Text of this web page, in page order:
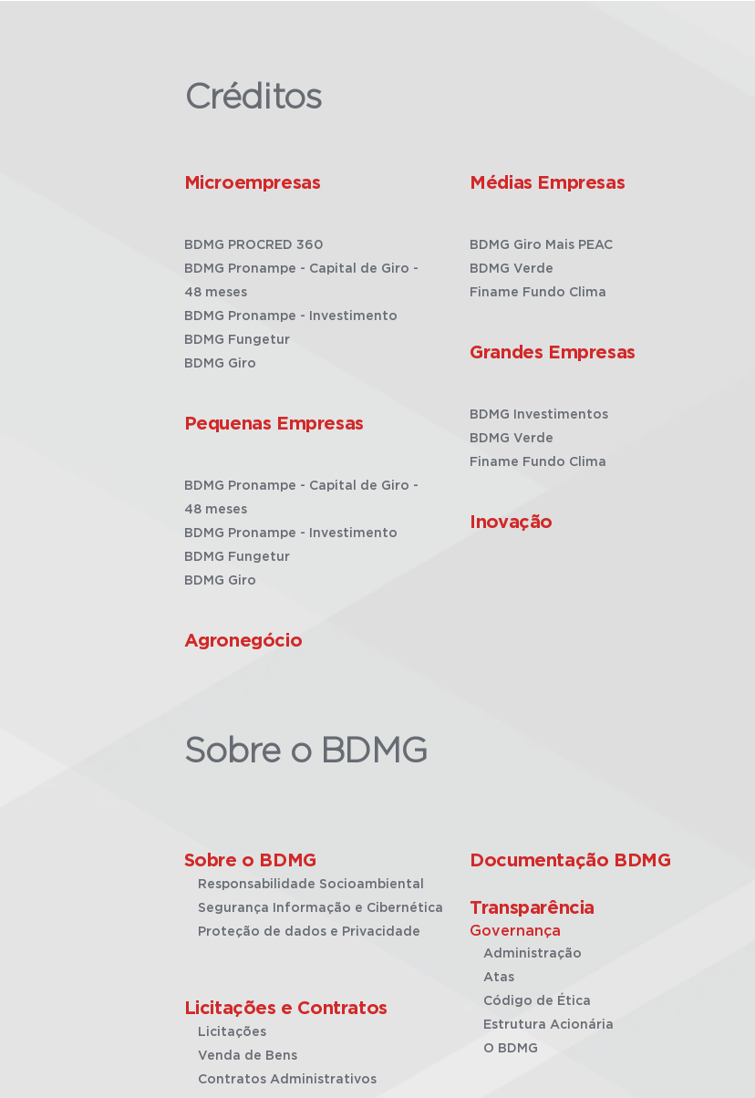
Créditos
Microempresas
BDMG PROCRED 360
BDMG Pronampe - Capital de Giro -
48 meses
BDMG Pronampe - Investimento
BDMG Fungetur
BDMG Giro
Pequenas Empresas
BDMG Pronampe - Capital de Giro -
48 meses
BDMG Pronampe - Investimento
BDMG Fungetur
BDMG Giro
Agronegócio
Médias Empresas
BDMG Giro Mais PEAC
BDMG Verde
Finame Fundo Clima
Grandes Empresas
BDMG Investimentos
BDMG Verde
Finame Fundo Clima
Inovação
Sobre o BDMG
Sobre o BDMG
Responsabilidade Socioambiental
Segurança Informação e Cibernética
Proteção de dados e Privacidade
Licitações e Contratos
Licitações
Venda de Bens
Contratos Administrativos
Documentação BDMG
Transparência
Governança
Administração
Atas
Código de Ética
Estrutura Acionária
O BDMG